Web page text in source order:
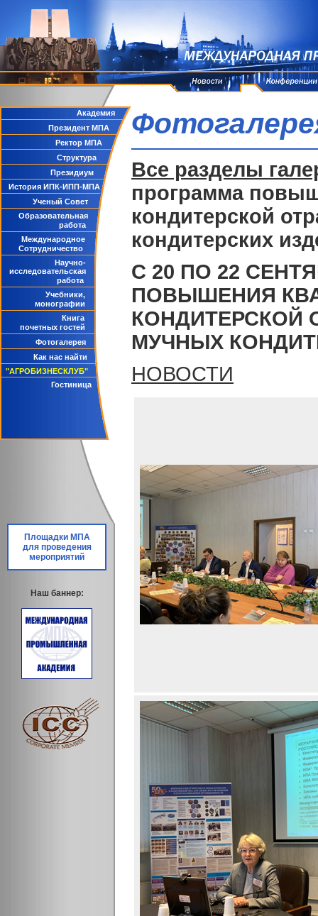
Академия
Президент МПА
Ректор МПА
Структура
Президиум
История ИПК-ИПП-МПА
Ученый Совет
Образовательная
работа
Международное
Сотрудничество
Научно-
исследовательская
работа
Учебники,
монографии
Книга
почетных гостей
Фотогалерея
Как нас найти
"АГРОБИЗНЕСКЛУБ"
Гостиница
Площадки МПА
для проведения
мероприятий
Наш баннер:
Все разделы
программа
кондитерской
кондитерских
С 20 ПО 22
ПОВЫШЕНИЯ
КОНДИТЕРСКОЙ
МУЧНЫХ
НОВОСТИ